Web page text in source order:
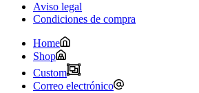
Aviso legal
Condiciones de compra
Home
Shop
Custom
Correo electrónico